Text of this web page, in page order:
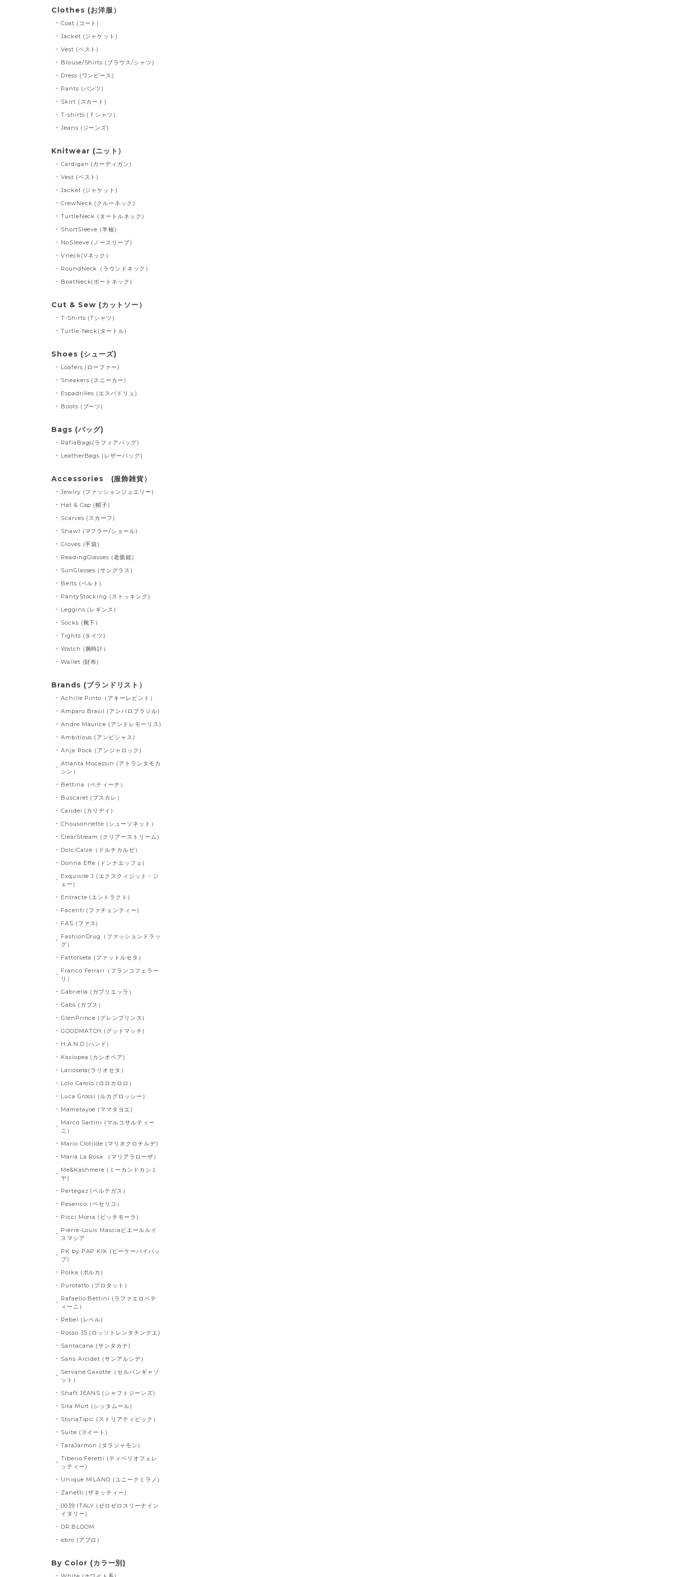
Clothes (お洋服）
Coat (コート)
Jacket (ジャケット)
Vest (ベスト)
Blouse/Shirts (ブラウス/シャツ)
Dress (ワンピース)
Pants (パンツ)
Skirt (スカート)
T-shirts (Ｔシャツ)
Jeans (ジーンズ)
Knitwear (ニット）
Cardigan (カーディガン)
Vest (ベスト)
Jacket (ジャケット)
CrewNeck (クルーネック)
TurtleNeck (タートルネック)
ShortSleeve (半袖)
NoSleeve (ノースリーブ)
Vneck(Vネック）
RoundNeck（ラウンドネック）
BoatNeck(ボートネック)
Cut & Sew (カットソー）
T-Shirts (Tシャツ)
Turtle-Neck(タートル)
Shoes (シューズ)
Loafers (ローファー)
Sneakers (スニーカー)
Espadrilles (エスパドリュ)
Boots (ブーツ)
Bags (バッグ)
RafiaBags(ラフィアバッグ)
LeatherBags (レザーバッグ)
Accessories (服飾雑貨）
Jewlry (ファッションジュエリー)
Hat & Cap (帽子)
Scarves (スカーフ)
Shawl (マフラー/ショール)
Gloves (手袋)
ReadingGlasses (老眼鏡)
SunGlasses (サングラス)
Belts (ベルト)
PantyStocking (ストッキング)
Leggins (レギンス)
Socks (靴下）
Tights (タイツ)
Watch (腕時計）
Wallet (財布)
Brands (ブランドリスト）
Achille Pinto（アキーレピント）
Amparo Brasil (アンパロブラジル)
Andre Maurice (アンドレモーリス)
Ambitious (アンビシャス)
Anja Rock (アンジャロック)
Atlanta Mocassin (アトランタモカ
シン）
Bettina（ベティーナ）
Buscaret (ブスカレ）
Caridei (カリデイ)
Chousonnette (シューソネット）
ClearStream (クリアーストリーム)
DolciCalze（ドルチカルゼ）
Donna Effe (ドンナエッフェ)
Exquisite J (エクスクィジット・ジ
ェー)
Entracte (エントラクト)
Facenti (ファチェンティー)
FAS (ファス)
FashionDrug（ファッションドラッ
グ）
Fattorseta (ファットルセタ）
Franco Ferrari（フランコフェラー
リ）
Gabriella (ガブリエッラ）
Gabs (ガブス）
GlenPrince (グレンプリンス)
GOODMATCH (グッドマッチ)
H.A.N.D (ハンド)
Kasiopea (カシオペア)
Larioseta(ラリオセタ）
Lolo Carolo (ロロカロロ）
Luca Grossi (ルカグロッシー）
Mamatayoe (ママタヨエ)
Marco Sartini (マルコサルティー
ニ）
Mario Clotilde (マリオクロチルデ)
Maria La Rosa （マリアラローザ）
Me&Kashmere (ミーカンドカシミ
ヤ)
Pertegaz (ペルテガス）
Peserico（ペセリコ）
Picci Morra (ピッチモーラ)
Pierre-Louis Masciaピエールルイ
スマシア
PK by PAP KIK (ピーケーバイパッ
プ)
Polka (ポルカ)
Purotatto (プロタット）
Rafaello Bettini (ラファエロベテ
ィーニ）
Rebel (レベル)
Rosso 35 (ロッソトレンタチンクエ)
Santacana (サンタカナ)
Sans Arcidet (サンアルシデ）
Servane Gaxotte（セルバンギャゾ
ット）
Shaft JEANS (シャフトジーンズ)
Sita Murt (シッタムール)
StoriaTipic (ストリアティピック）
Suite (スイート)
TaraJarmon (タラジャモン)
Tiberio Feretti (ティベリオフェレ
ッティー)
Unique MILANO (ユニークミラノ)
Zanetti (ザネッティー)
0039 ITALY (ゼロゼロスリーナイン
イタリー)
DR.BLOOM
abro (アブロ）
By Color (カラー別)